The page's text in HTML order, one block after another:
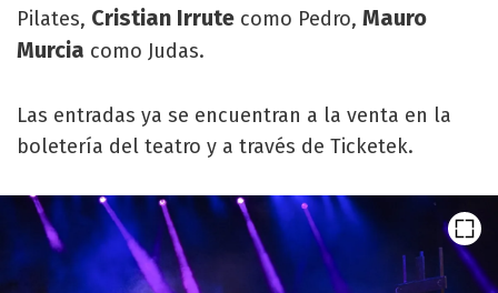
Pilates, Cristian Irrute como Pedro, Mauro
Murcia como Judas.
Las entradas ya se encuentran a la venta en la
boletería del teatro y a través de Ticketek.